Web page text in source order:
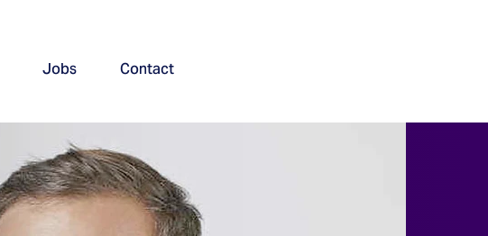
Jobs Contact